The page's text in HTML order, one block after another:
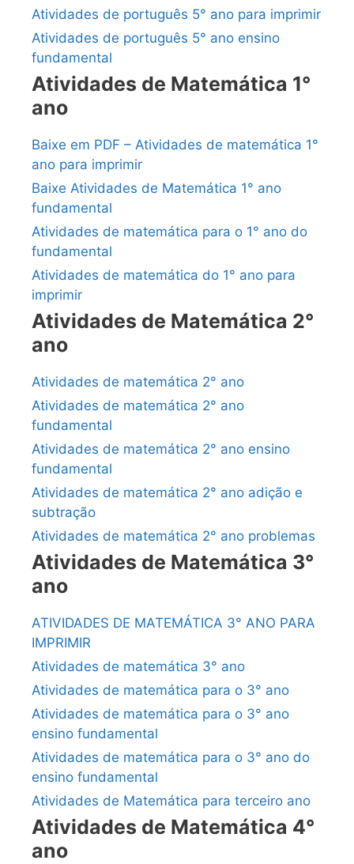
Atividades de português 5° ano para imprimir
Atividades de português 5° ano ensino
fundamental
Atividades de Matemática 1°
ano
Baixe em PDF – Atividades de matemática 1°
ano para imprimir
Baixe Atividades de Matemática 1° ano
fundamental
Atividades de matemática para o 1° ano do
fundamental
Atividades de matemática do 1° ano para
imprimir
Atividades de Matemática 2°
ano
Atividades de matemática 2° ano
Atividades de matemática 2° ano
fundamental
Atividades de matemática 2° ano ensino
fundamental
Atividades de matemática 2° ano adição e
subtração
Atividades de matemática 2° ano problemas
Atividades de Matemática 3°
ano
ATIVIDADES DE MATEMÁTICA 3° ANO PARA
IMPRIMIR
Atividades de matemática 3° ano
Atividades de matemática para o 3° ano
Atividades de matemática para o 3° ano
ensino fundamental
Atividades de matemática para o 3° ano do
ensino fundamental
Atividades de Matemática para terceiro ano
Atividades de Matemática 4°
ano